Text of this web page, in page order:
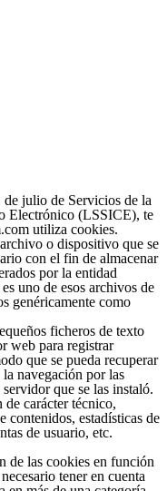
julio de Servicios de la
Electrónico (LSSICE), te
utiliza cookies.
o dispositivo que se
con el fin de almacenar
por la entidad
uno de esos archivos de
genéricamente como
ficheros de texto
web para registrar
que se pueda recuperar
navegación por las
que se las instaló.
carácter técnico,
contenidos, estadísticas de
de usuario, etc.
de las cookies en función
tener en cuenta